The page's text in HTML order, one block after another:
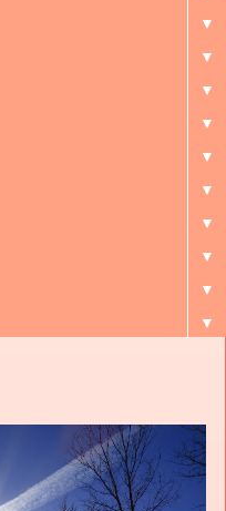
▼
▼
▼
▼
▼
▼
▼
▼
▼
▼